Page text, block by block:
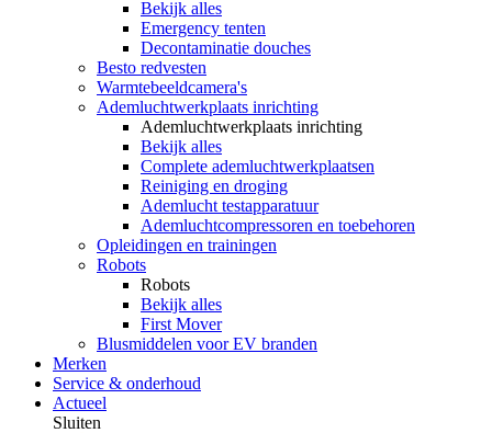
Bekijk alles
Emergency tenten
Decontaminatie douches
Besto redvesten
Warmtebeeldcamera's
Ademluchtwerkplaats inrichting
Ademluchtwerkplaats inrichting
Bekijk alles
Complete ademluchtwerkplaatsen
Reiniging en droging
Ademlucht testapparatuur
Ademluchtcompressoren en toebehoren
Opleidingen en trainingen
Robots
Robots
Bekijk alles
First Mover
Blusmiddelen voor EV branden
Merken
Service & onderhoud
Actueel
Sluiten